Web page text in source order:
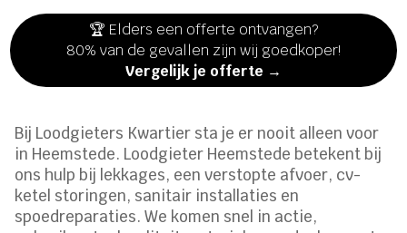
🏆 Elders een offerte ontvangen?
80% van de gevallen zijn wij goedkoper!
Vergelijk je offerte →
Bij Loodgieters Kwartier sta je er nooit alleen voor
in Heemstede. Loodgieter Heemstede betekent bij
ons hulp bij lekkages, een verstopte afvoer, cv-
ketel storingen, sanitair installaties en
spoedreparaties. We komen snel in actie,